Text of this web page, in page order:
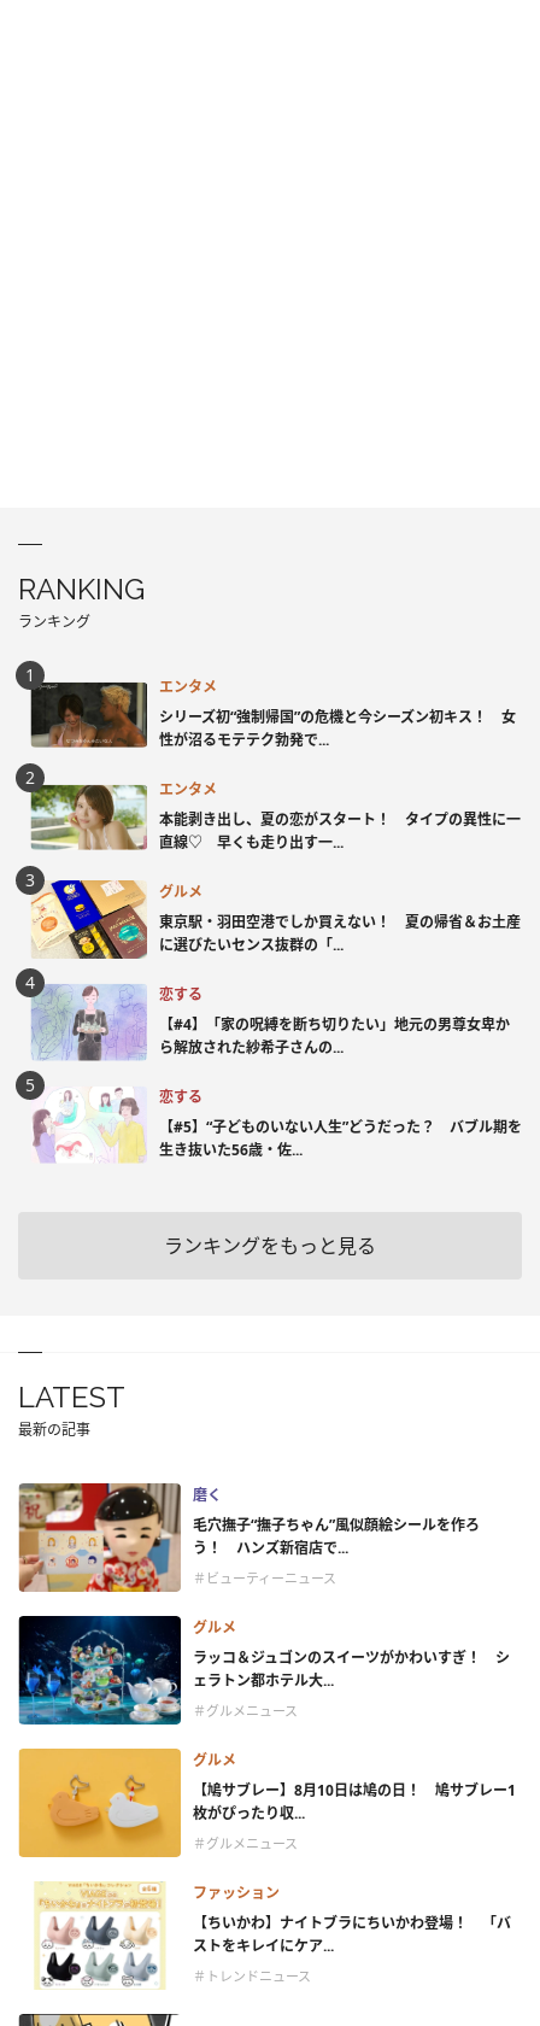
RANKING
ランキング
エンタメ
シリーズ初“強制帰国”の危機と今シーズン初キス！ 女
性が沼るモテテク勃発で...
エンタメ
本能剥き出し、夏の恋がスタート！ タイプの異性に一
直線♡ 早くも走り出す一...
グルメ
東京駅・羽田空港でしか買えない！ 夏の帰省＆お土産
に選びたいセンス抜群の「...
恋する
【#4】「家の呪縛を断ち切りたい」地元の男尊女卑か
ら解放された紗希子さんの...
恋する
【#5】“子どものいない人生”どうだった？ バブル期を
生き抜いた56歳・佐...
ランキングをもっと見る
LATEST
最新の記事
磨く
毛穴撫子“撫子ちゃん”風似顔絵シールを作ろ
う！ ハンズ新宿店で...
＃ビューティーニュース
グルメ
ラッコ＆ジュゴンのスイーツがかわいすぎ！ シ
ェラトン都ホテル大...
＃グルメニュース
グルメ
【鳩サブレー】8月10日は鳩の日！ 鳩サブレー1
枚がぴったり収...
＃グルメニュース
ファッション
【ちいかわ】ナイトブラにちいかわ登場！ 「バ
ストをキレイにケア...
＃トレンドニュース